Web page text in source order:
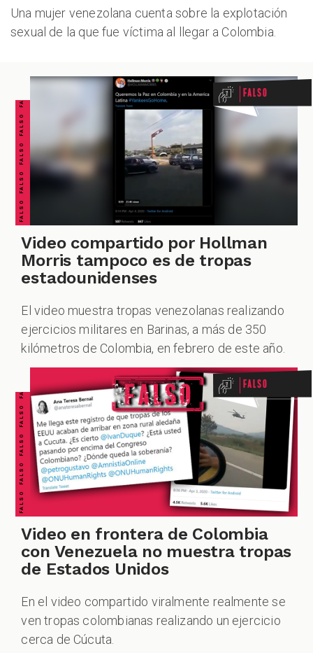
Una mujer venezolana cuenta sobre la explotación
sexual de la que fue víctima al llegar a Colombia.
FALSO FALSO FALSO FALSO FALSO FALSO FALSO Falso
Video compartido por Hollman
Morris tampoco es de tropas
estadounidenses
El video muestra tropas venezolanas realizando
ejercicios militares en Barinas, a más de 350
kilómetros de Colombia, en febrero de este año.
FALSO FALSO FALSO FALSO FALSO FALSO FALSO Falso
Video en frontera de Colombia
con Venezuela no muestra tropas
de Estados Unidos
En el video compartido viralmente realmente se
ven tropas colombianas realizando un ejercicio
cerca de Cúcuta.